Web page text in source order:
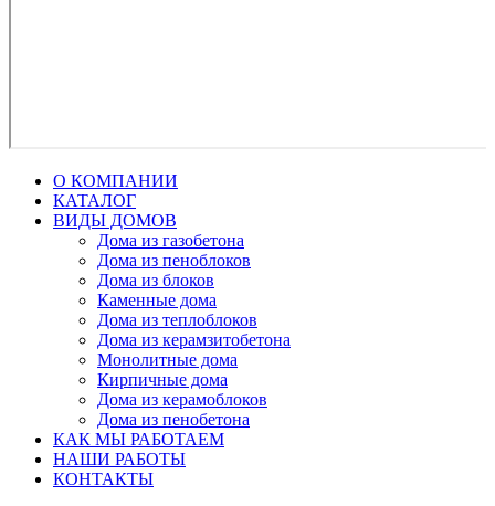
О КОМПАНИИ
КАТАЛОГ
ВИДЫ ДОМОВ
Дома из газобетона
Дома из пеноблоков
Дома из блоков
Каменные дома
Дома из теплоблоков
Дома из керамзитобетона
Монолитные дома
Кирпичные дома
Дома из керамоблоков
Дома из пенобетона
КАК МЫ РАБОТАЕМ
НАШИ РАБОТЫ
КОНТАКТЫ